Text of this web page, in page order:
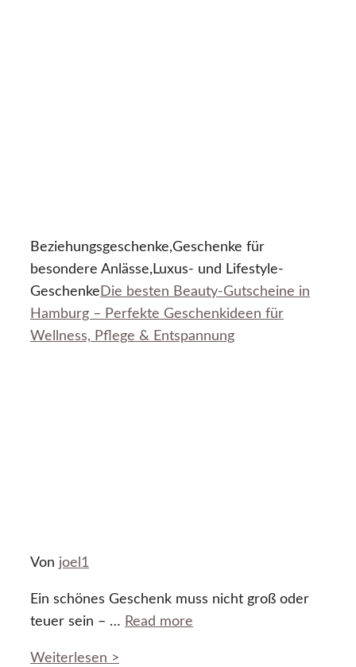
Beziehungsgeschenke,Geschenke für
besondere Anlässe,Luxus- und Lifestyle-
Geschenke Die besten Beauty-Gutscheine in
Hamburg – Perfekte Geschenkideen für
Wellness, Pflege & Entspannung
Von joel1
Ein schönes Geschenk muss nicht groß oder
teuer sein – … Read more
Weiterlesen >